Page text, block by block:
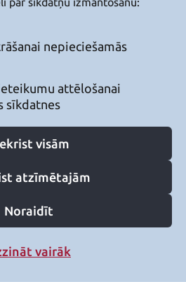
nepieciešamās
attēlošanai
sīkdatnes
visām
atzīmētajām
Noraidīt
vairāk